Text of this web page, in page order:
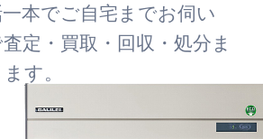
本でご自宅までお伺い
定・買取・回収・処分ま
す。